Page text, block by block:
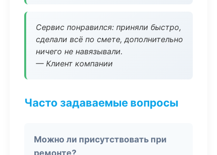
Сервис понравился: приняли быстро,
сделали всё по смете, дополнительно
ничего не навязывали.
— Клиент компании
Часто задаваемые вопросы
Можно ли присутствовать при
ремонте?